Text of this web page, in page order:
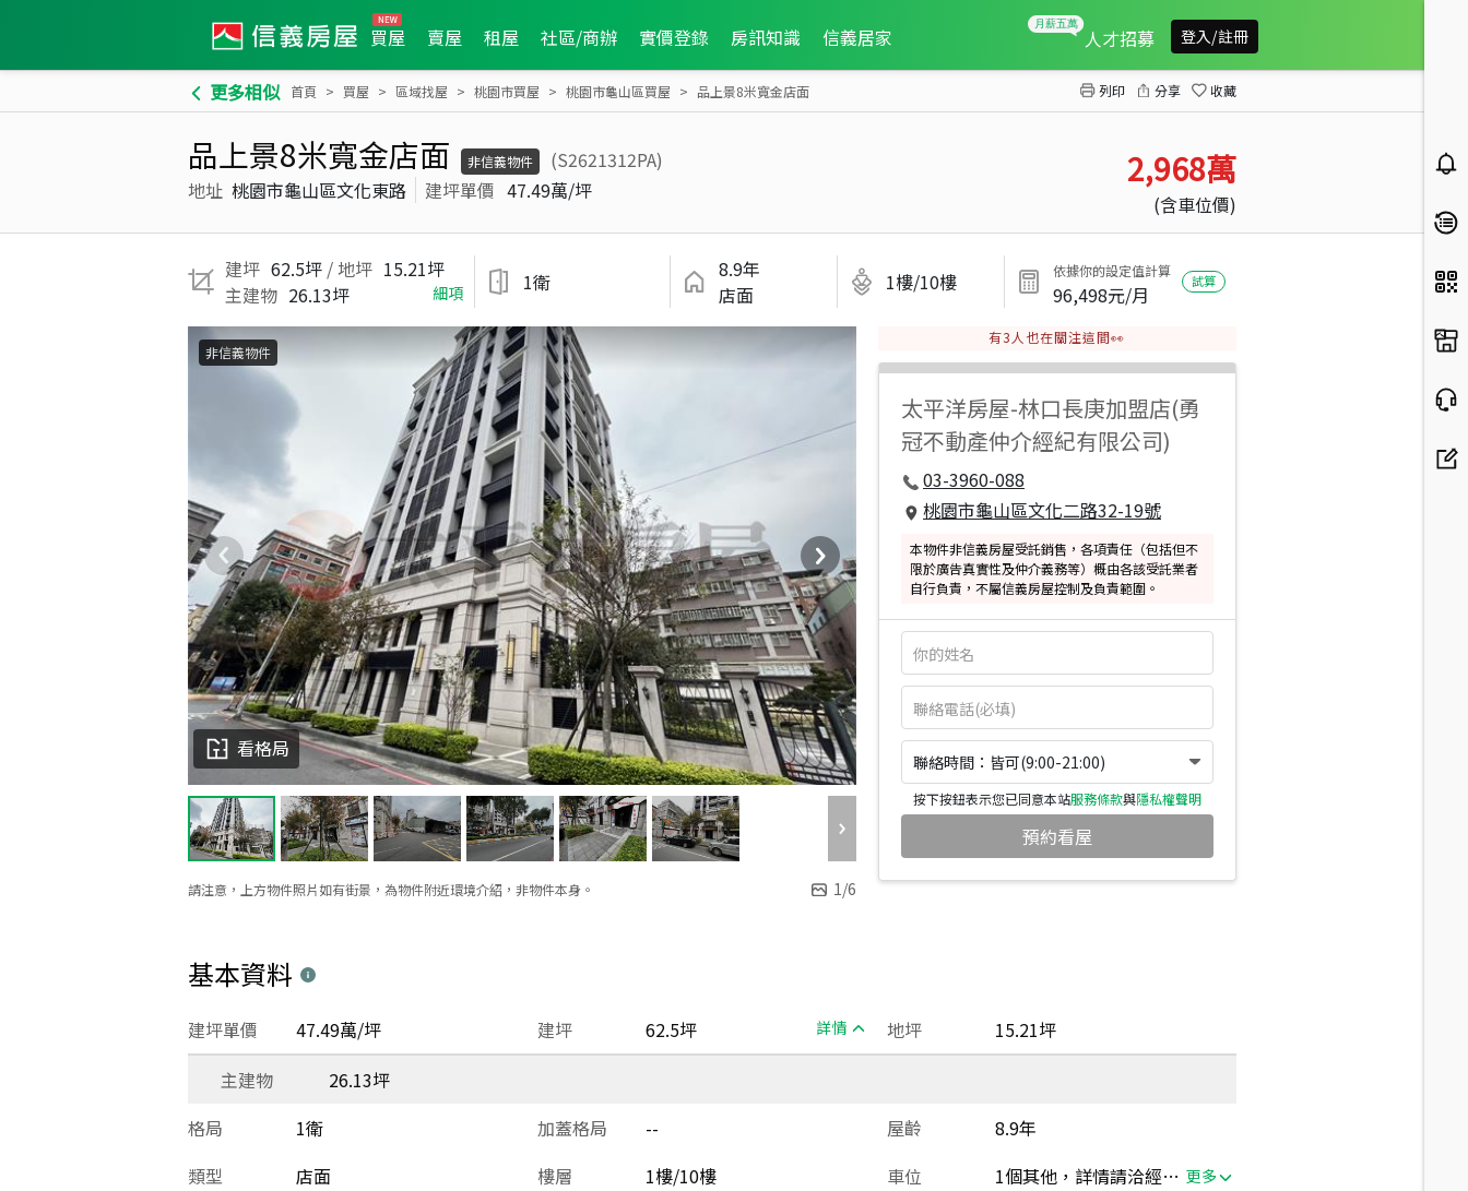
買屋 賣屋 租屋 社區/商辦 實價登錄 房訊知識 信義居家 人才招募 登入/註冊
更多相似 首頁 買屋 區域找屋 桃園市買屋 桃園市龜山區買屋 品上景8米寬金店面 列印 分享 收藏
品上景8米寬金店面 非信義物件
(S2621312PA)
地址 桃園市龜山區文化東路 建坪單價 47.49萬/坪 2,968萬
(含車位價)
建坪 62.5坪 / 地坪 15.21坪
主建物 26.13坪 細項 1衛
8.9年
店面
1樓/10樓 依據你的設定值計算
96,498元/月
試算
請注意，上方物件照片如有街景，為物件附近環境介紹，非物件本身。 1/6
看格局
非信義物件
有3 人也在關注這間👀
太平洋房屋-林口長庚加盟店(勇
冠不動產仲介經紀有限公司)
03-3960-088
桃園市龜山區文化二路32-19號
本物件非信義房屋受託銷售，各項責任（包括但不
限於廣告真實性及仲介義務等）概由各該受託業者
自行負責，不屬信義房屋控制及負責範圍。
聯絡時間：皆可(9:00-21:00)
按下按鈕表示您已同意本站服務條款與隱私權聲明
預約看屋
基本資料
建坪 62.5坪 詳情
建坪單價 47.49萬/坪 地坪
15.21坪
主建物
26.13坪
格局
1衛 加蓋格局 -- 屋齡
8.9年
類型
店面 樓層 1樓/10樓 車位 1個其他，詳情請洽經紀人員 更多